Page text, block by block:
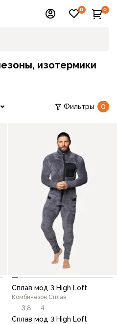
0 0
изотермики
Фильтры 0
Сплав мод 3 High Loft
Комбинезон Сплав
3,8
4
Сплав мод 3 High Loft